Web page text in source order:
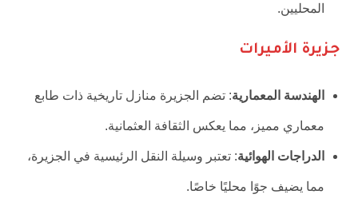
المحليين.
جزيرة الأميرات
الهندسة المعمارية: تضم الجزيرة منازل تاريخية ذات طابع
معماري مميز، مما يعكس الثقافة العثمانية.
الدراجات الهوائية: تعتبر وسيلة النقل الرئيسية في الجزيرة،
مما يضيف جوًا محليًا خاصًا.